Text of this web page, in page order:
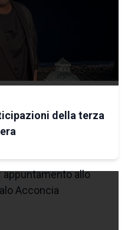
della terza